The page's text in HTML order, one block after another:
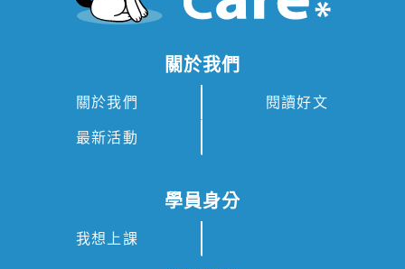
關於我們
關於我們 閱讀好文
最新活動
學員身分
我想上課